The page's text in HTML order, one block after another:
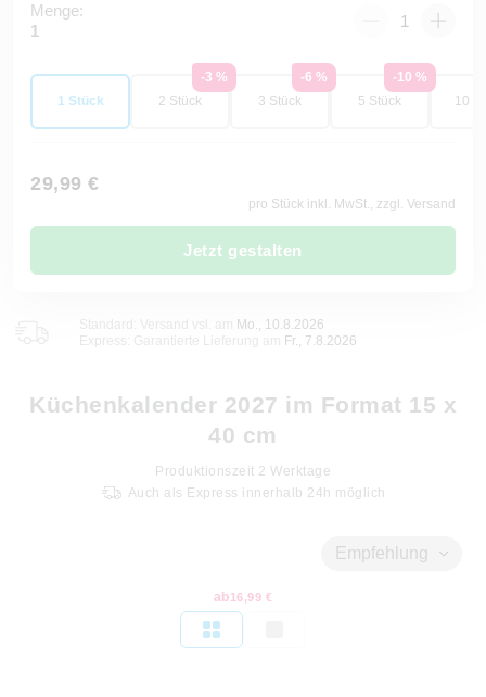
Menge:
1
1 Stück
-3 %
2 Stück
-6 %
3 Stück
-10 %
5 Stück
10
29,99 €
pro Stück inkl. MwSt., zzgl. Versand
Jetzt gestalten
Mo., 10.8.2026
Express: Garantierte Lieferung am
Fr., 7.8.2026
Küchenkalender 2027 im Format 15 x
40 cm
Produktionszeit 2 Werktage
Auch als Express innerhalb 24h möglich
Empfehlung
ab16,99 €